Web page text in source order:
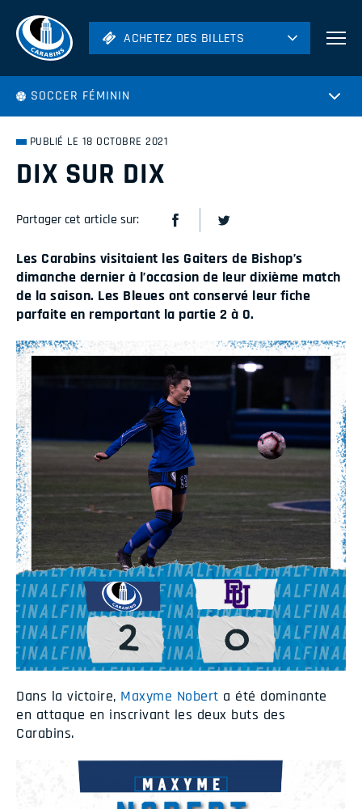
ACHETEZ DES BILLETS
Hockey
ACHETEZ DES BILLETS
SOCCER FÉMININ
PUBLIÉ LE 18 OCTOBRE 2021
DIX SUR DIX
Partager cet article sur:
Les Carabins visitaient les Gaiters de Bishop’s
dimanche dernier à l’occasion de leur dixième match
de la saison. Les Bleues ont conservé leur fiche
parfaite en remportant la partie 2 à 0.
Dans la victoire, Maxyme Nobert a été dominante
en attaque en inscrivant les deux buts des
Carabins.